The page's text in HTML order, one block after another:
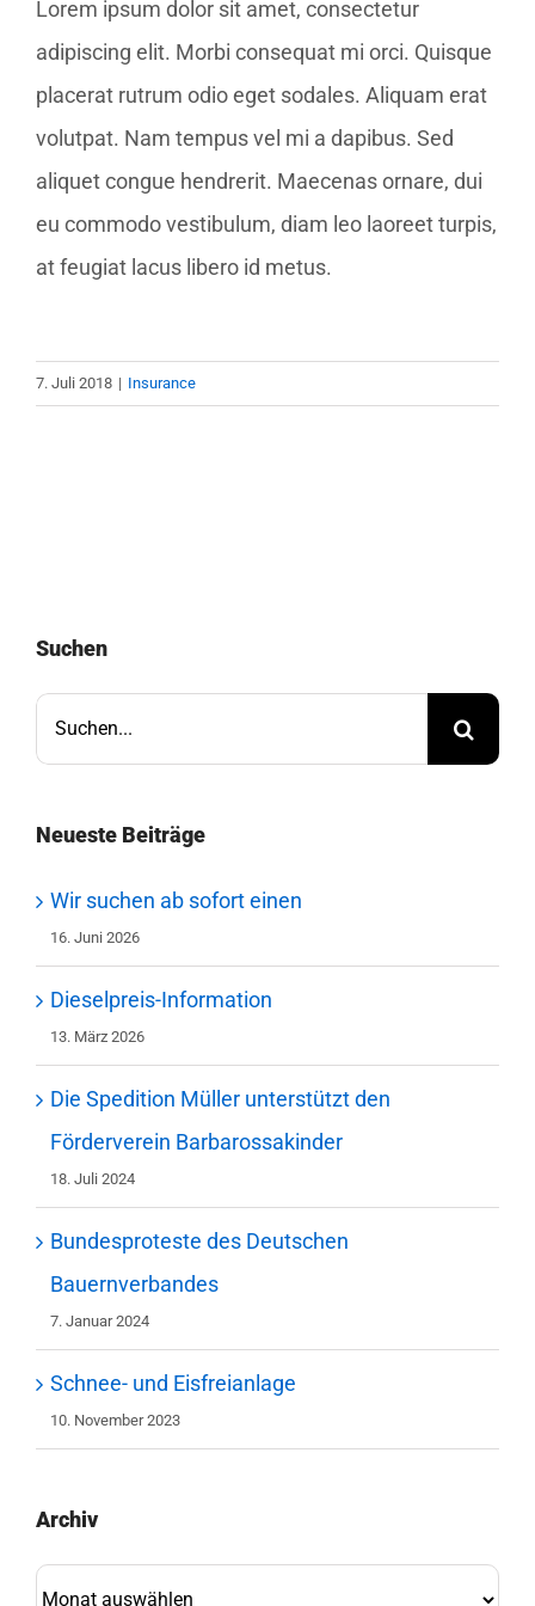
Lorem ipsum dolor sit amet, consectetur
adipiscing elit. Morbi consequat mi orci. Quisque
placerat rutrum odio eget sodales. Aliquam erat
volutpat. Nam tempus vel mi a dapibus. Sed
aliquet congue hendrerit. Maecenas ornare, dui
eu commodo vestibulum, diam leo laoreet turpis,
at feugiat lacus libero id metus.
7. Juli 2018 | Insurance
Suchen
nach:
Neueste Beiträge
Wir suchen ab sofort einen
16. Juni 2026
Dieselpreis-Information
13. März 2026
Die Spedition Müller unterstützt den
Förderverein Barbarossakinder
18. Juli 2024
Bundesproteste des Deutschen
Bauernverbandes
7. Januar 2024
Schnee- und Eisfreianlage
10. November 2023
Archiv